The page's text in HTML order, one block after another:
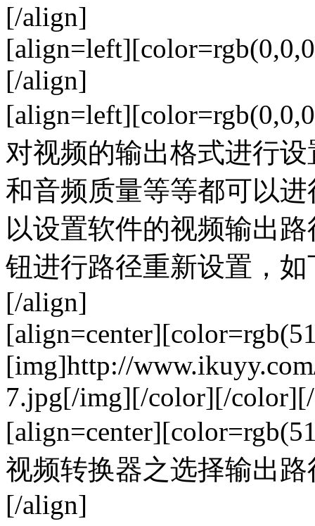
[/align]
[/align]
对视频的输出格式进行
和音频质量等等都可以
以设置软件的视频输出
钮进行路径重新设置，
[/align]
[img]http://
7.jpg[/img][/color][/
视频转换器之选择输出
[/align]